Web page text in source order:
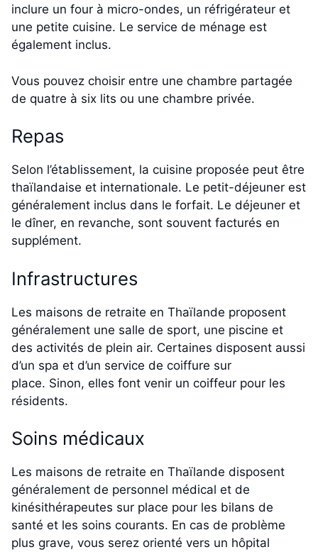
inclure un four à micro-ondes, un réfrigérateur et
une petite cuisine. Le service de ménage est
également inclus.
Vous pouvez choisir entre une chambre partagée
de quatre à six lits ou une chambre privée.
Repas
Selon l’établissement, la cuisine proposée peut être
thaïlandaise et internationale. Le petit-déjeuner est
généralement inclus dans le forfait. Le déjeuner et
le dîner, en revanche, sont souvent facturés en
supplément.
Infrastructures
Les maisons de retraite en Thaïlande proposent
généralement une salle de sport, une piscine et
des activités de plein air. Certaines disposent aussi
d’un spa et d’un service de coiffure sur
place. Sinon, elles font venir un coiffeur pour les
résidents.
Soins médicaux
Les maisons de retraite en Thaïlande disposent
généralement de personnel médical et de
kinésithérapeutes sur place pour les bilans de
santé et les soins courants. En cas de problème
plus grave, vous serez orienté vers un hôpital